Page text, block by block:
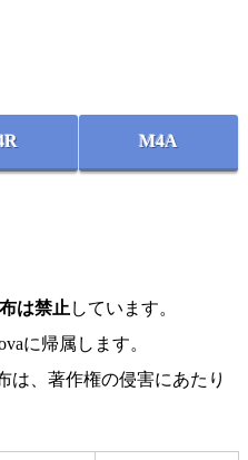
M4A
は禁止 しています。
に帰属します。
は、著作権の侵害にあたり